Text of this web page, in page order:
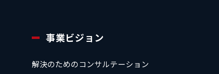
事業ビジョン
解決のためのコンサルテーション